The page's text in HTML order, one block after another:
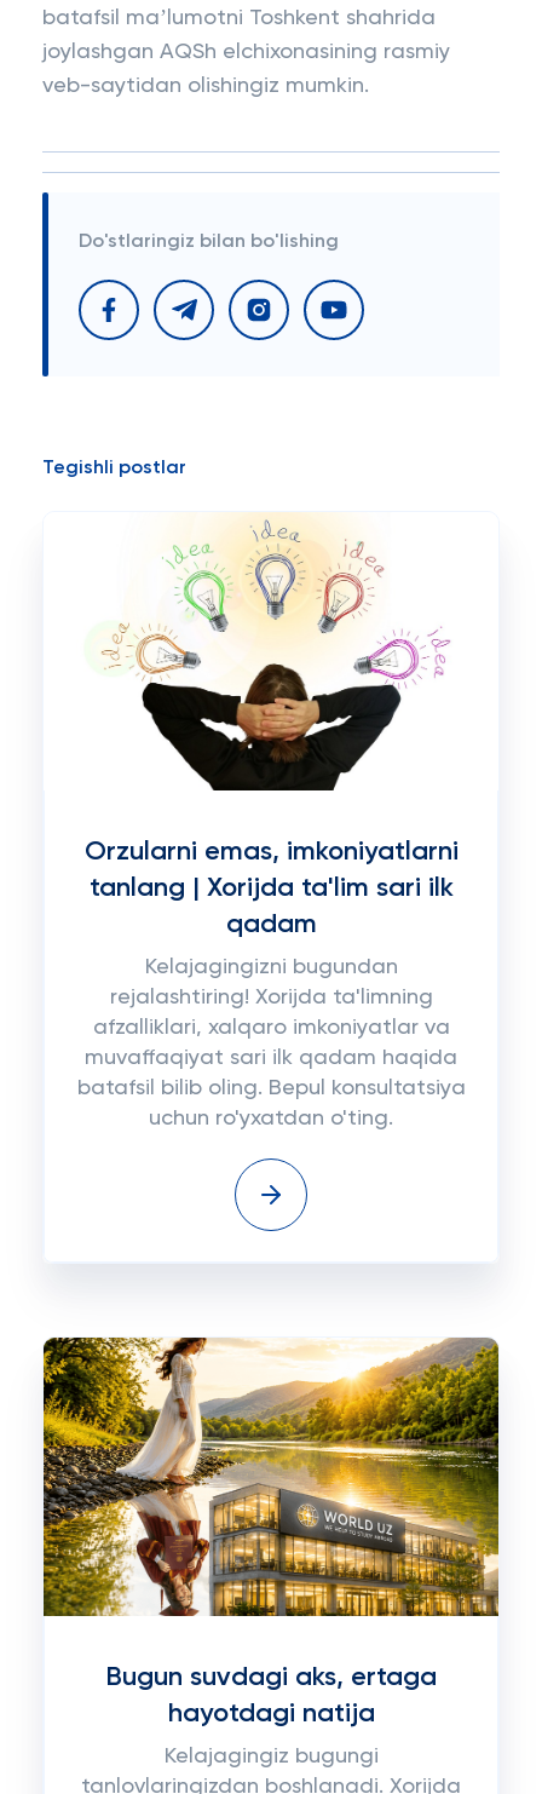
batafsil maʼlumotni Toshkent shahrida
joylashgan AQSh elchixonasining rasmiy
veb-saytidan olishingiz mumkin.
Do'stlaringiz bilan bo'lishing
Tegishli postlar
Orzularni emas, imkoniyatlarni
tanlang | Xorijda ta'lim sari ilk
qadam
Kelajagingizni bugundan
rejalashtiring! Xorijda ta'limning
afzalliklari, xalqaro imkoniyatlar va
muvaffaqiyat sari ilk qadam haqida
batafsil bilib oling. Bepul konsultatsiya
uchun ro'yxatdan o'ting.
Bugun suvdagi aks, ertaga
hayotdagi natija
Kelajagingiz bugungi
tanlovlaringizdan boshlanadi. Xorijda